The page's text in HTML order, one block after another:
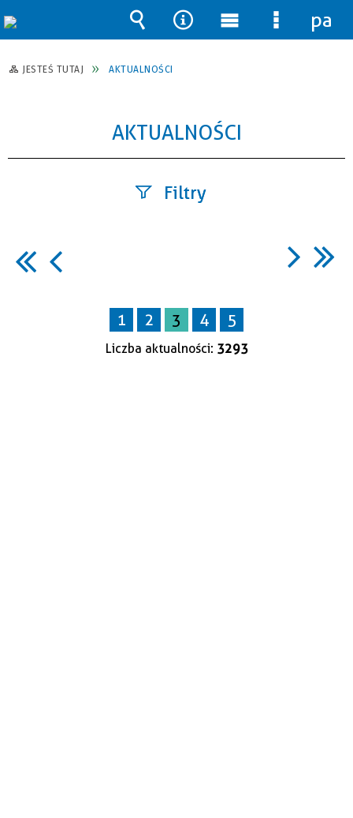
JESTEŚ TUTAJ AKTUALNOŚCI
AKTUALNOŚCI
Filtry
Data
publikacji
1 2 3 4 5
Liczba aktualności: 3293
Wyszukiwarka
Narzędzia
MenuMenu